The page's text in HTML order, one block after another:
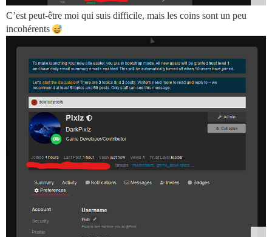
C’est peut-être moi qui suis difficile, mais les coins sont un peu
incohérents